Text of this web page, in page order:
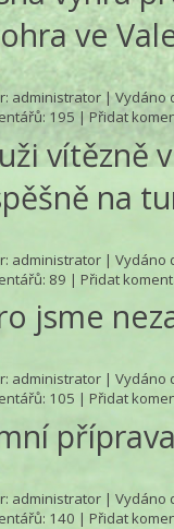
ve
administrator| Vydáno
: 195 | Přidat
vítězně
na
administrator| Vydáno
: 89 | Přidat
jsme
administrator| Vydáno
: 105 | Přidat
administrator| Vydáno
: 140 | Přidat